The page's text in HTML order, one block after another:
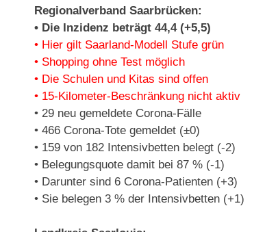
Regionalverband Saarbrücken:
• Die Inzidenz beträgt 44,4 (+5,5)
• Hier gilt Saarland-Modell Stufe grün
• Shopping ohne Test möglich
• Die Schulen und Kitas sind offen
• 15-Kilometer-Beschränkung nicht aktiv
• 29 neu gemeldete Corona-Fälle
• 466 Corona-Tote gemeldet (±0)
• 159 von 182 Intensivbetten belegt (-2)
• Belegungsquote damit bei 87 % (-1)
• Darunter sind 6 Corona-Patienten (+3)
• Sie belegen 3 % der Intensivbetten (+1)